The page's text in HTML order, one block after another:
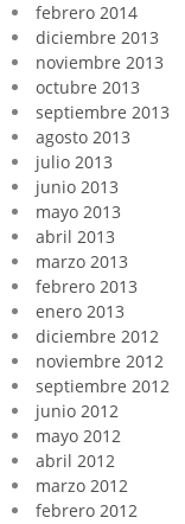
febrero 2014
diciembre 2013
noviembre 2013
octubre 2013
septiembre 2013
agosto 2013
julio 2013
junio 2013
mayo 2013
abril 2013
marzo 2013
febrero 2013
enero 2013
diciembre 2012
noviembre 2012
septiembre 2012
junio 2012
mayo 2012
abril 2012
marzo 2012
febrero 2012